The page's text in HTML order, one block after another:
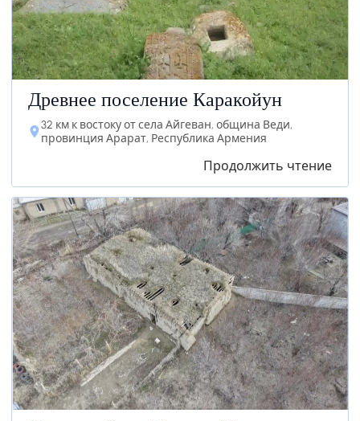
Древнее поселение Каракойун
32 км к востоку от села Айгеван, община Веди,
провинция Арарат, Республика Армения
Продолжить чтение